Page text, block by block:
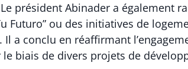
président Abinader a également
Futuro” ou des initiatives de
Il a conclu en réaffirmant
le biais de divers projets de